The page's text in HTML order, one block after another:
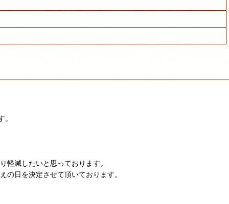
減したいと思っております。
日を決定させて頂いております。